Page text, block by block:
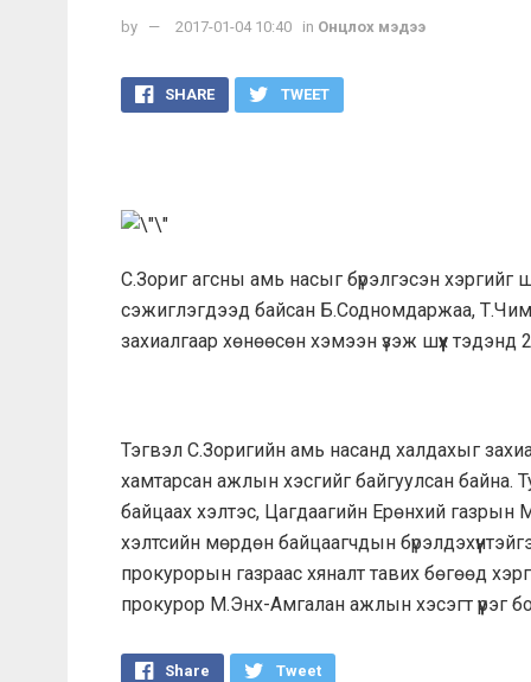
by 2017-01-04 10:40 in Онцлох мэдээ
SHARE TWEET
С.Зориг агсны амь насыг бүрэлгэсэн хэргийг
сэжиглэгдээд байсан Б.Содномдаржаа,
захиалгаар хөнөөсөн хэмээн үзэж шүүх
Тэгвэл С.Зоригийн амь насанд халдахыг
хамтарсан ажлын хэсгийг байгуулсан
байцаах хэлтэс, Цагдаагийн Ерөнхий
хэлтсийн мөрдөн байцаагчдын
прокурорын газраас хяналт тавих бөгөөд
прокурор М.Энх-Амгалан ажлын хэсэгт үүрэг
Share Tweet